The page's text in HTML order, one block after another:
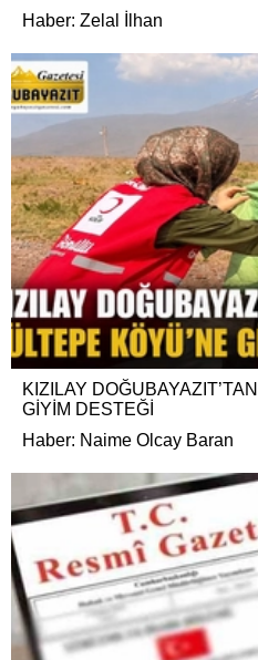
Haber: Zelal İlhan
KIZILAY
GİYİM DESTEĞİ
Haber: Naime Olcay Baran